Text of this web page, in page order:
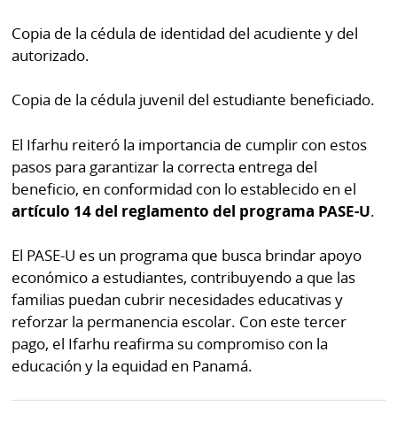
Copia de la cédula de identidad del acudiente y del
autorizado.
Copia de la cédula juvenil del estudiante beneficiado.
El Ifarhu reiteró la importancia de cumplir con estos
pasos para garantizar la correcta entrega del
beneficio, en conformidad con lo establecido en el
artículo 14 del reglamento del programa PASE-U.
El PASE-U es un programa que busca brindar apoyo
económico a estudiantes, contribuyendo a que las
familias puedan cubrir necesidades educativas y
reforzar la permanencia escolar. Con este tercer
pago, el Ifarhu reafirma su compromiso con la
educación y la equidad en Panamá.